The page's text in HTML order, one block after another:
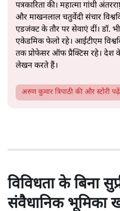
पत्रकारिता की। महात्मा गांधी
और माखनलाल चतुर्वेदी संचार
एडजंक्ट के तौर पर सेवाएं दीं। डॉ.
एकेडमिक फेलो रहे। आईटीएम
तक प्रोफेसर ऑफ प्रैक्टिस रहे। देश के
लेखन करते हैं।
अरुण कुमार त्रिपाठी की और स्टोरी पढ़ें
विविधता के बिना
संवैधानिक भूमिका